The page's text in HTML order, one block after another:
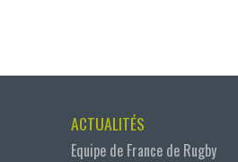
ACTUALITÉS
Equipe de France de Rugby